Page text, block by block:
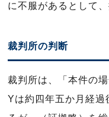
に不服があるとして
裁判所の判断
裁判所は、「本件の
Yは約四年五か月経過